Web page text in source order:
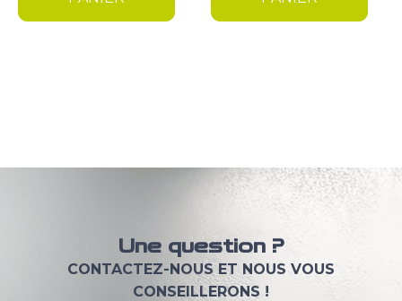
77,00 €.
55,00 €.
Une question ?
CONTACTEZ-NOUS ET NOUS VOUS
CONSEILLERONS !